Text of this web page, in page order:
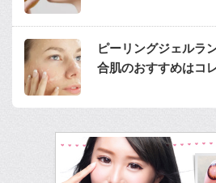
ピーリングジェルラ
合肌のおすすめはコ